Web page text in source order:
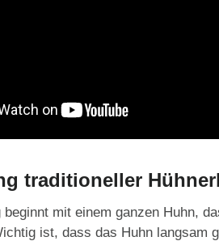
traditioneller
beginnt mit einem ganzen Huhn,
ist, dass das Huhn langsam